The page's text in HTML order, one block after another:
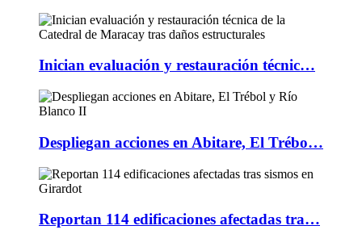
Inician evaluación y restauración técnic…
Despliegan acciones en Abitare, El Trébo…
Reportan 114 edificaciones afectadas tra…